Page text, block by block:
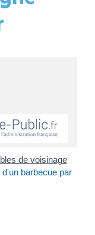
de voisinage
barbecue par